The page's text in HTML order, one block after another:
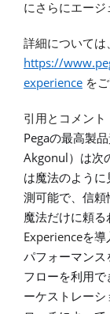
にさらにエージ
詳細については
https://
experience を
引用とコメント
Pegaの最高製
Akgonul）は次
は魔法のよう
測可能で、信頼
魔法だけに頼る
Experienceを導
パフォーマンス
フローを利用
ーケストレー